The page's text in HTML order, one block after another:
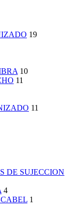
19
10
11
11
DE SUJECCION
4
1